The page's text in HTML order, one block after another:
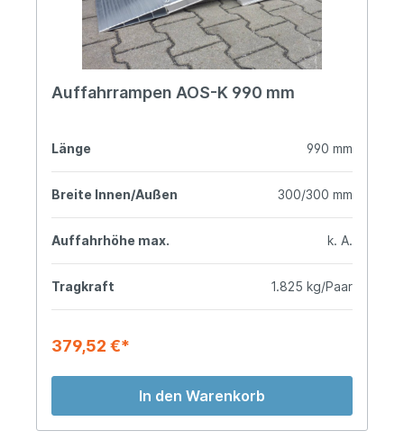
Auffahrrampen AOS-K 990 mm
Länge 990 mm
Breite Innen/Außen 300/300 mm
Auffahrhöhe max. k. A.
Tragkraft 1.825 kg/Paar
379,52 €*
In den Warenkorb